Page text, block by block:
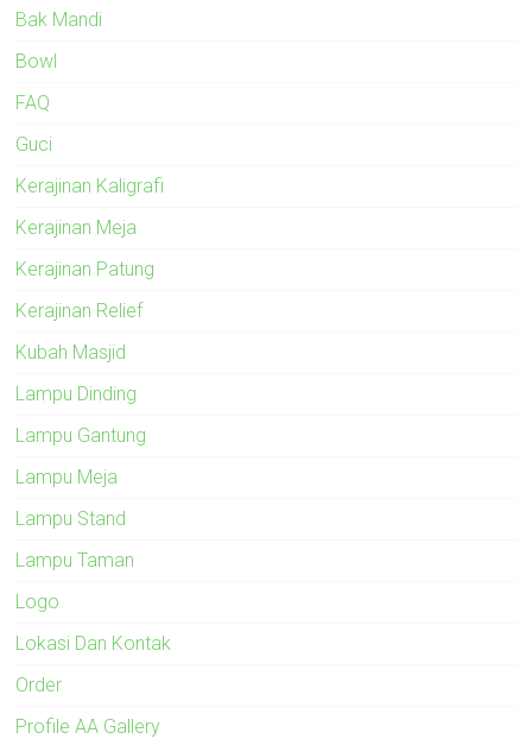
Bak Mandi
Bowl
FAQ
Guci
Kerajinan Kaligrafi
Kerajinan Meja
Kerajinan Patung
Kerajinan Relief
Kubah Masjid
Lampu Dinding
Lampu Gantung
Lampu Meja
Lampu Stand
Lampu Taman
Logo
Lokasi Dan Kontak
Order
Profile AA Gallery